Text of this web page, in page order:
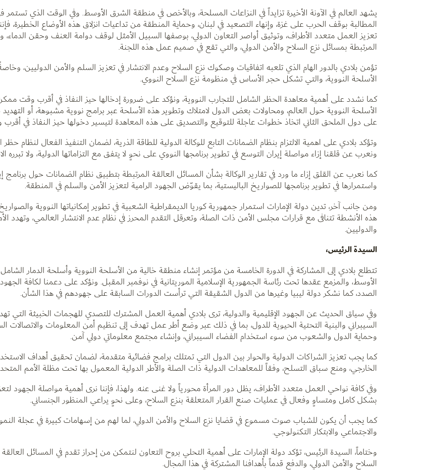
يشهد العالم في الآونة الأخيرة تزايداً في النزاعات المسلحة، وبالأخص في منطقة الشرق الأوسط. وفي الوقت الذي تستمر
المطالبة بوقف الحرب على غزة، وإنهاء التصعيد في لبنان، وحماية المنطقة من تداعيات انزلاق هذه الأوضاع الخطيرة،
تعزيز العمل متعدد الأطراف، وتوثيق أواصر التعاون الدولي، بوصفها السبيل الأمثل لوقف دوامة العنف وحقن
المرتبطة بمسائل نزع السلاح والأمن الدولي، والتي تقع في صميم عمل هذه اللجنة.
تؤمن بلادي بالدور الهام الذي تلعبه اتفاقيات وصكوك نزع السلاح وعدم الانتشار في تعزيز السلم والأمن الدوليين،
الأسلحة النووية، والتي تشكل حجر الأساس في منظومة نزع السلاح النووي.
كما نشدد على أهمية معاهدة الحظر الشامل للتجارب النووية، ونؤكد على ضرورة إدخالها حيز النفاذ في أقرب وقت
الأسلحة النووية حول العالم، ومحاولات بعض الدول لامتلاك وتطوير هذه الأسلحة عبر برامج نووية مشبوهة، أو
على دول الملحق الثاني اتخاذ خطوات عاجلة للتوقيع والتصديق على هذه المعاهدة لتيسير دخولها حيـز الـنفاذ في
وتؤكد بلادي على اهمية الالتزام بنظام الضمانات التابع للوكالة الدولية للطاقة الذرية، لضمان التنفيذ الفعال لنظام حظر
ونعرب عن قلقنا إزاء مواصلة إيران التوسع في تطوير برنامجها النووي على نحوٍ لا يتفق مع التزاماتها الدولية، ولا تبرره
كما نعرب عن القلق إزاء ما ورد في تقارير الوكالة بشأن المسائل العالقة المرتبطة بتطبيق نظام الضمانات حول برنامج
واستمرارها في تطوير برنامجها للصواريخ الباليستية، بما يقوّض الجهود الرامية لتعزيز الأمن والسلم في المنطقة.
ومن جانب آخر، تدين دولة الإمارات استمرار جمهورية كوريا الديمقراطية الشعبية في تطوير إمكانياتها النووية
هذه الأنشطة تتنافى مع قرارات مجلس الأمن ذات الصلة، وتعرقل التقدم المحرز في نظام عدم الانتشار العالمي، وتهدد
والدوليين.
السيدة الرئيس،
تتطلع بلادي إلى المشاركة في الدورة الخامسة من مؤتمر إنشاء منطقة خالية من الأسلحة النووية وأسلحة الدمار
الأوسط، والمزمع عقدها تحت رئاسة الجمهورية الإسلامية الموريتانية في نوفمبر المقبل. ونؤكد على دعمنا لكافة
الصدد، كما نشكر دولة ليبيا وغيرها من الدول الشقيقة التي ترأست الدورات السابقة على جهودهم في هذا الشأن.
وفي سياق الحديث عن الجهود الإقليمية والدولية، ترى بلادي أهمية العمل المشترك للتصدي للهجمات الخبيثة التي
السيبراني والبنية التحتية الحيوية للدول، بما في ذلك عبر وضع أطر عمل تهدف إلى تنظيم أمن المعلومات والاتصالات
وحماية الدول والشعوب من سوء استخدام الفضاء السيبراني، وإنشاء مجتمع معلوماتي دولي آمن.
كما يجب تعزيز الشراكات الدولية والحوار بين الدول التي تمتلك برامج فضائية متقدمة، لضمان تحقيق أهداف
الخارجي، ومنع سباق التسلح، وفقاً للمعاهدات الدولية ذات الصلة والأطر الدولية المعمول بها تحت مظلة الأمم
وفي كافة نواحي العمل متعدد الأطراف، يظل دور المرأة محورياً ولا غنى عنه. ولهذا، فإننا نرى أهمية مواصلة الجهود
بشكل كامل ومتساوٍ وفعال في عمليات صنع القرار المتعلقة بنزع السلاح، وعلى نحوٍ يراعي المنظور الجنساني.
كما يجب أن يكون للشباب صوت مسموع في قضايا نزع السلاح والأمن الدولي، لما لهم من إسهامات كبيرة في عجلة
والاجتماعي والابتكار التكنولوجي.
وختاماً، السيدة الرئيس، تؤكد دولة الإمارات على أهمية التحلي بروح التعاون لنتمكن من إحراز تقدم في المسائل
السلاح والأمن الدولي، والدفع قدماً بأهدافنا المشتركة في هذا المجال.